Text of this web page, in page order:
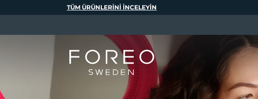
TÜM ÜRÜNLERINI INCELEYIN